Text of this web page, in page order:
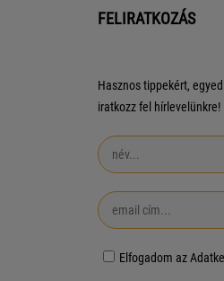
FELIRATKOZÁS
Hasznos tippekért,
iratkozz fel hírlevelünkre!
Elfogadom az